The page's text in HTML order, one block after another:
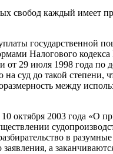
свобод каждый имеет
государственной
Налогового
от 29 июля 1998 года
суд до такой степени,
между
октября 2003 года
в
а